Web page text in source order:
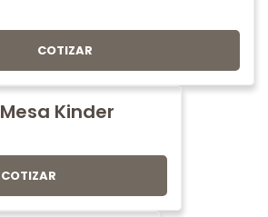
COTIZAR
Mesa Kinder
COTIZAR